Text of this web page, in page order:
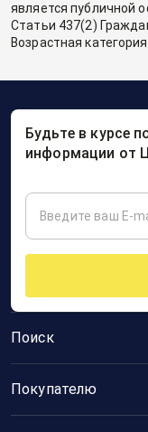
является публичной
Статьи 437(2)
Возрастная категория
Поиск
Покупателю
Будьте в курсе
информации от